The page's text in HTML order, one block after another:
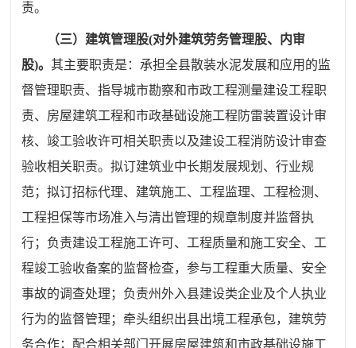
责。
（三） 建筑管理股(对外建筑劳务管理股、内审
股)。其主要职责是：承担全县散装水泥发展和应用的监
督管理职责、指导城市勘察和市政工程测量建设工程职
责、房屋建筑工程和市政基础设施工程防雷装置设计审
核、竣工验收许可相关职责以及建设工程消防设计审查
验收相关职责。拟订建筑业中长期发展规划、行业规
范；拟订招标代理、建筑施工、工程监理、工程检测、
工程担保等市场准入与清出管理的规章制度并监督执
行；负责建设工程施工许可、工程质量和施工安全、工
程竣工验收备案的监督检查，参与工程重大质量、安全
事故的调查处理；负责州外入县建设类企业及个人执业
行为的监督管理；牵头组织出县出境工程承包，建筑劳
务合作；配合相关部门开展房屋建筑和市政基础设施工